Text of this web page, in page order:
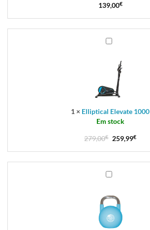
139,00€
1 × Elliptical Elevate 1000
Em stock
279,00€ 259,99€